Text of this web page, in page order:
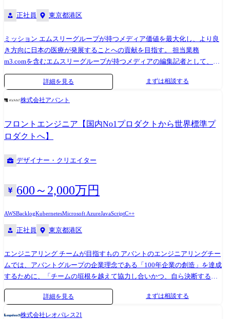
正社員 東京都港区
ミッション エムスリーグループが持つメディア価値を最大化し、より良
き方向に日本の医療が発展することへの貢献を目指す。 担当業務
m3.comを含むエムスリーグループが持つメディアの編集記者として、以
下をご担当いただきます。 ・取材・原稿執筆 ・外部執筆者への依頼・編
集 ・新規コンテンツ、サービスの企画立案・運営 ご経験とグループ各社
の求人状況に合わせて、最適なポジションを検討させていただきます。
従い出向となった場合は出向先の定める業務
詳細を見る まずは相談する
株式会社アバント
フロントエンジニア【国内No1プロダクトから世界標準プ
ロダクトへ】
デザイナー・クリエイター
600～2,000万円
AWSBacklogKubernetesMicrosoft AzureJavaScriptC++
正社員 東京都港区
エンジニアリング チームが目指すもの アバントのエンジニアリングチー
ムでは、アバントグループの企業理念である「100年企業の創造」を達成
するために、「チームの垣根を越えて協力し合いかつ、自ら決断するこ
とのできる自律型」組織を作り、チーム一丸となり、アバントのミッシ
ョンの実現に向けた挑戦をし続けていきます。 本ポジションに期待する
詳細を見る まずは相談する
株式会社レオパレス21